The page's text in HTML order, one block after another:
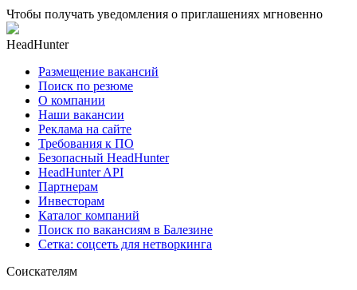
Чтобы получать уведомления о приглашениях мгновенно
HeadHunter
Размещение вакансий
Поиск по резюме
О компании
Наши вакансии
Реклама на сайте
Требования к ПО
Безопасный HeadHunter
HeadHunter API
Партнерам
Инвесторам
Каталог компаний
Поиск по вакансиям в Балезине
Сетка: соцсеть для нетворкинга
Соискателям